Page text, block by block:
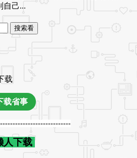
自己...
搜索看
载
载省事
人下载